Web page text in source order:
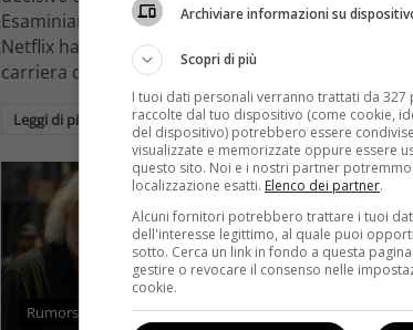
Esaminiamo come la trilogia
Netflix ha trasformato la sua
carriera da attrice
Leggi di più
ricambio
Leggi di più
Rumors Anteprime
Archiviare informazioni su
Scopri di più
I tuoi dati personali verranno trattati da 327
raccolte dal tuo dispositivo (come cookie,
del dispositivo) potrebbero essere
visualizzate e memorizzate oppure essere
questo sito. Noi e i nostri partner
localizzazione esatti. Elenco dei partner.
Alcuni fornitori potrebbero trattare i tuoi
dell'interesse legittimo, al quale puoi
sotto. Cerca un link in fondo a questa
gestire o revocare il consenso nelle
cookie.